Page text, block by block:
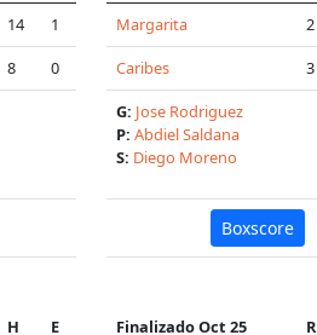
14
1
8
0
Margarita
2
Caribes
3
G: Jose Rodriguez
P: Abdiel Saldana
S: Diego Moreno
Boxscore
H
E
Finalizado Oct 25 R